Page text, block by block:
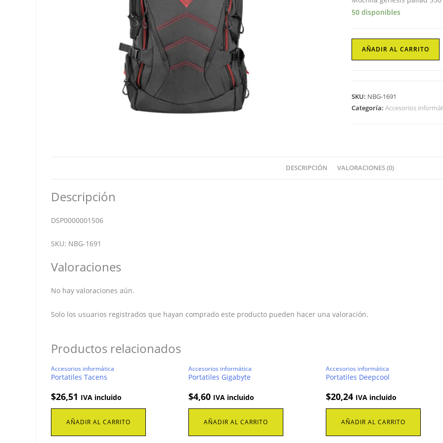
50 disponibles
Portatiles
AÑADIR AL CARRITO
SKU: NBG-1691
Categoría: Accesorios
DESCRIPCIÓN VALORACIONES (0)
Descripción
DSP0000001506
SKU: NBG-1691
Valoraciones
No hay valoraciones aún.
Solo los usuarios registrados que hayan comprado este producto pueden hacer una valoración.
Productos relacionados
Accesorios informática
Portatiles Tacens
$26,51 IVA incluido
AÑADIR AL CARRITO
Accesorios informática
Portatiles Gigabyte
$4,60 IVA incluido
AÑADIR AL CARRITO
Accesorios informática
Portatiles Deepcool
$20,24 IVA incluido
AÑADIR AL CARRITO